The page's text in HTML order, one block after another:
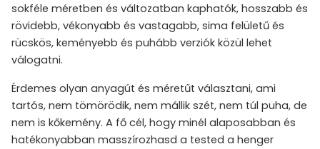
sokféle méretben és változatban kaphatók, hosszabb és
rövidebb, vékonyabb és vastagabb, sima felületű és
rücskös, keményebb és puhább verziók közül lehet
válogatni.
Érdemes olyan anyagút és méretűt választani, ami
tartós, nem tömörödik, nem mállik szét, nem túl puha, de
nem is kőkemény. A fő cél, hogy minél alaposabban és
hatékonyabban masszírozhasd a tested a henger